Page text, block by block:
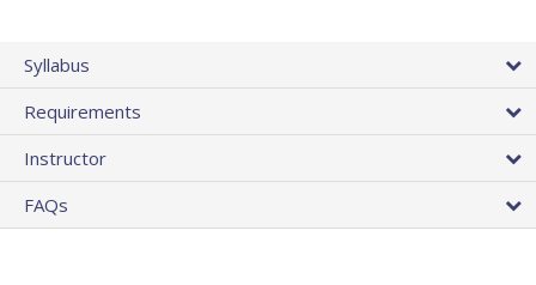
Syllabus
Requirements
Instructor
FAQs